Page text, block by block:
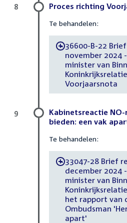
Proces richting
Te behandelen:
-36600-B-22
november 2024
minister van
Voorjaarsnota
8
Kabinetsreactie
bieden: een vak
Te behandelen:
-33047-28 Brief
december 2024
minister van
het rapport van
Ombudsman
apart'
9